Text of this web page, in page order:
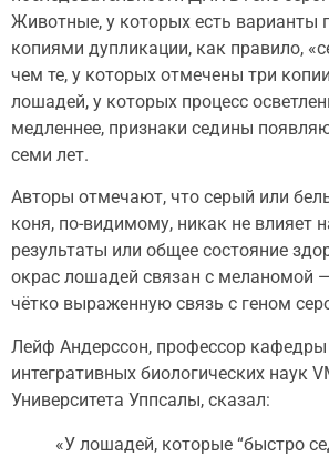
Животные, у которых есть варианты
копиями дупликации, как правило,
чем те, у которых отмечены три
лошадей, у которых процесс
медленнее, признаки седины
семи лет.
Авторы отмечают, что серый или
коня, по-видимому, никак не влияет
результаты или общее состояние
окрас лошадей связан с меланомой
чётко выраженную связь с геном
Лейф Андерссон, профессор
интегративных биологических наук
Университета Уппсалы, сказал:
«У лошадей, которые “быстро